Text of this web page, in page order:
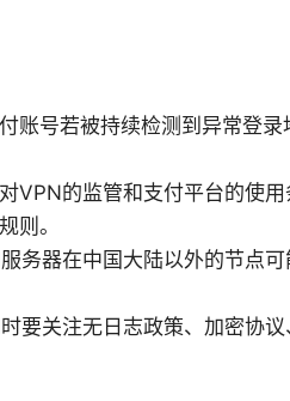
账号若被持续检测到异常登录
VPN的监管和支付平台的使
则。
务器在中国大陆以外的节点
要关注无日志政策、加密协